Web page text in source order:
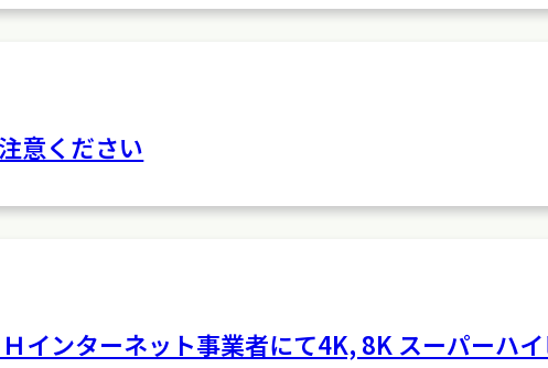
意ください
インターネット事業者にて4K, 8K スーパーハ